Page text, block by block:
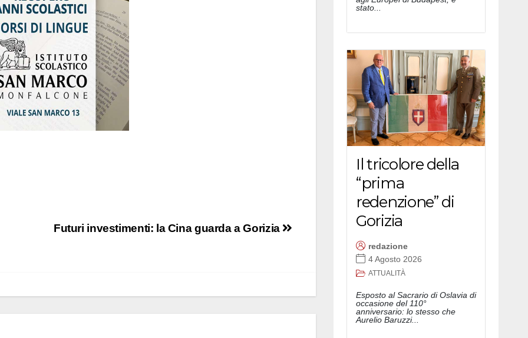
Futuri investimenti: la Cina guarda a Gorizia
stato...
Il tricolore della
“prima
redenzione” di
Gorizia
redazione
4 Agosto 2026
ATTUALITÀ
Esposto al Sacrario di Oslavia di
occasione del 110°
anniversario: lo stesso che
Aurelio Baruzzi...